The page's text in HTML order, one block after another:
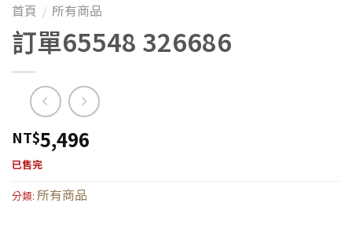
首頁 / 所有商品
訂單65548 326686
NT$5,496
已售完
分類: 所有商品